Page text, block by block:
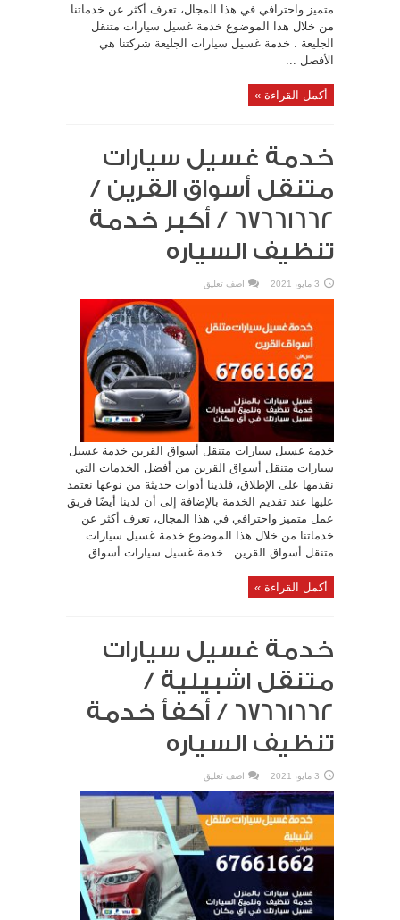
متميز واحترافي في هذا المجال، تعرف أكثر عن خدماتنا
من خلال هذا الموضوع خدمة غسيل سيارات متنقل
الجليعة . خدمة غسيل سيارات الجليعة شركتنا هي
الأفضل ...
أكمل القراءة »
خدمة غسيل سيارات
متنقل أسواق القرين /
67661662 / أكبر خدمة
تنظيف السياره
3 مايو، 2021 اضف تعليق
خدمة غسيل سيارات متنقل أسواق القرين خدمة غسيل
سيارات متنقل أسواق القرين من أفضل الخدمات التي
نقدمها على الإطلاق، فلدينا أدوات حديثة من نوعها نعتمد
عليها عند تقديم الخدمة بالإضافة إلى أن لدينا أيضًا فريق
عمل متميز واحترافي في هذا المجال، تعرف أكثر عن
خدماتنا من خلال هذا الموضوع خدمة غسيل سيارات
متنقل أسواق القرين . خدمة غسيل سيارات أسواق ...
أكمل القراءة »
خدمة غسيل سيارات
متنقل اشبيلية /
67661662 / أكفأ خدمة
تنظيف السياره
3 مايو، 2021 اضف تعليق